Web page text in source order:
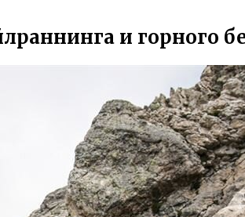
и горного